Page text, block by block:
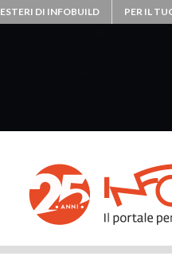
DI INFOBUILD PER IL